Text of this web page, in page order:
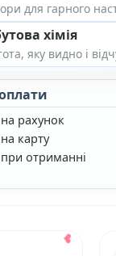
для гарного
хімія
яку видно і
рахунок
карту
отриманні